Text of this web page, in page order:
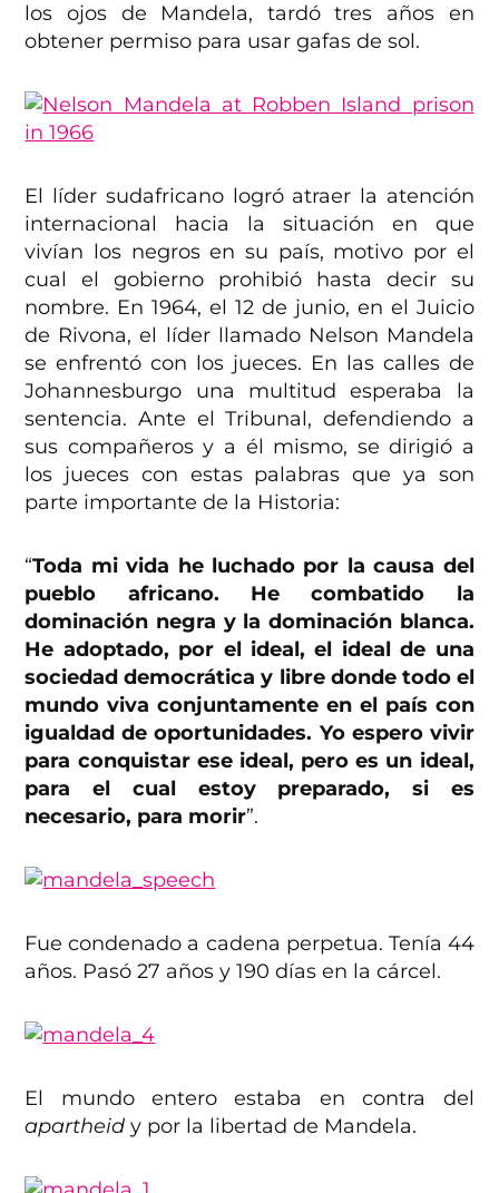
los ojos de Mandela, tardó tres años en
obtener permiso para usar gafas de sol.
El líder sudafricano logró atraer la atención
internacional hacia la situación en que
vivían los negros en su país, motivo por el
cual el gobierno prohibió hasta decir su
nombre. En 1964, el 12 de junio, en el Juicio
de Rivona, el líder llamado Nelson Mandela
se enfrentó con los jueces. En las calles de
Johannesburgo una multitud esperaba la
sentencia. Ante el Tribunal, defendiendo a
sus compañeros y a él mismo, se dirigió a
los jueces con estas palabras que ya son
parte importante de la Historia:
“Toda mi vida he luchado por la causa del
pueblo africano. He combatido la
dominación negra y la dominación blanca.
He adoptado, por el ideal, el ideal de una
sociedad democrática y libre donde todo el
mundo viva conjuntamente en el país con
igualdad de oportunidades. Yo espero vivir
para conquistar ese ideal, pero es un ideal,
para el cual estoy preparado, si es
necesario, para morir”.
Fue condenado a cadena perpetua. Tenía 44
años. Pasó 27 años y 190 días en la cárcel.
El mundo entero estaba en contra del
apartheid y por la libertad de Mandela.